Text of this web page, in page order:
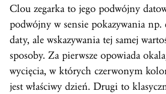
Clou zegarka to jego podwójny
podwójny w sensie pokazywania
daty, ale wskazywania tej samej
sposoby. Za pierwsze opowiada
wycięcia, w których czerwonym
jest właściwy dzień. Drugi to